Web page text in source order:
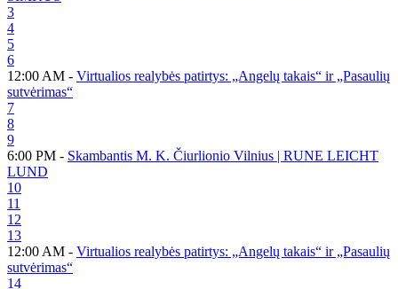
3
4
5
6
12:00 AM - Virtualios realybės patirtys: „Angelų takais“ ir „Pasaulių
sutvėrimas“
7
8
9
6:00 PM - Skambantis M. K. Čiurlionio Vilnius | RUNE LEICHT
LUND
10
11
12
13
12:00 AM - Virtualios realybės patirtys: „Angelų takais“ ir „Pasaulių
sutvėrimas“
14